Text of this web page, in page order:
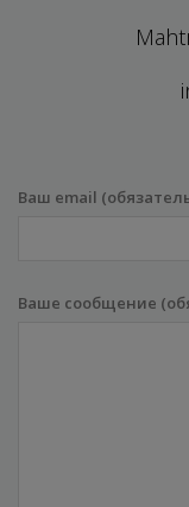
Ваш email
Ваше сообщение